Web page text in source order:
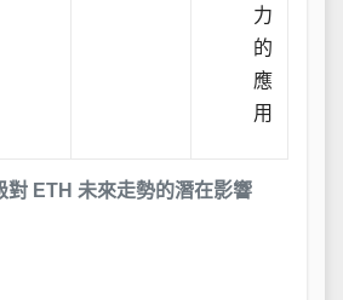
對 ETH 未來走勢的潛在影響
力
的
應
用